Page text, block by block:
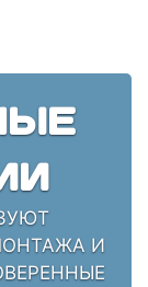
И